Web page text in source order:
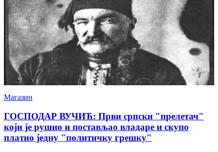
Магазин
ГОСПОДАР ВУЧИЋ: Први српски "прелетач"
који је рушио и постављао владаре и скупо
платио једну "политичку грешку"